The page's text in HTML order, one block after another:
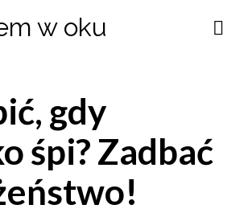
w oku
gdy
śpi? Zadbać